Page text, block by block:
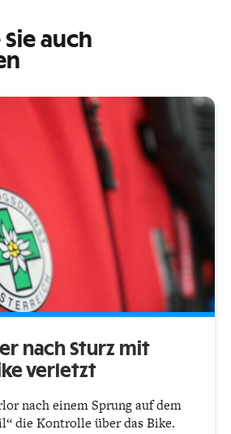
Sie auch
nach Sturz mit
verletzt
nach einem Sprung auf dem
die Kontrolle über das Bike.